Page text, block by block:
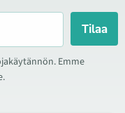
Tilaa
Emme